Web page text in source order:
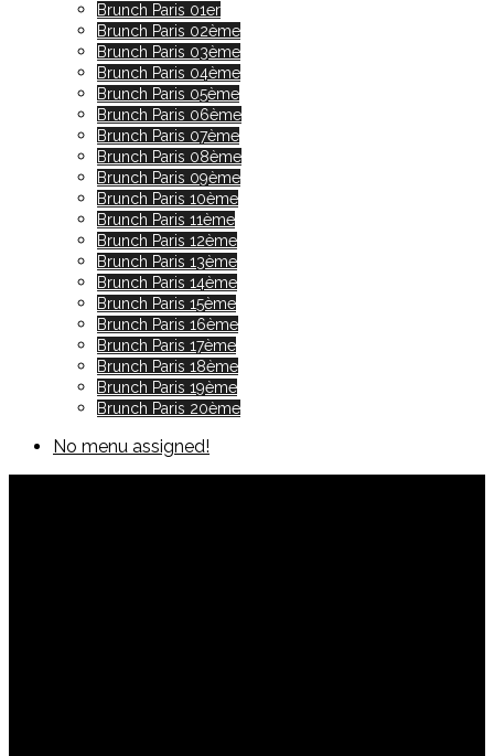
Brunch Paris 01er
Brunch Paris 02ème
Brunch Paris 03ème
Brunch Paris 04ème
Brunch Paris 05ème
Brunch Paris 06ème
Brunch Paris 07ème
Brunch Paris 08ème
Brunch Paris 09ème
Brunch Paris 10ème
Brunch Paris 11ème
Brunch Paris 12ème
Brunch Paris 13ème
Brunch Paris 14ème
Brunch Paris 15ème
Brunch Paris 16ème
Brunch Paris 17ème
Brunch Paris 18ème
Brunch Paris 19ème
Brunch Paris 20ème
No menu assigned!